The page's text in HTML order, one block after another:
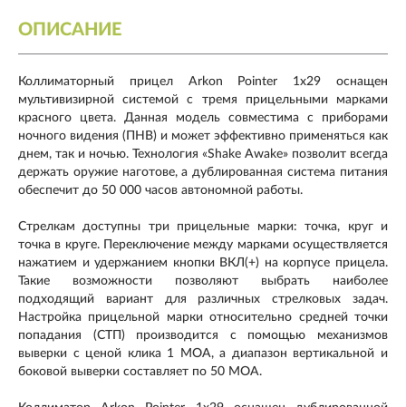
ОПИСАНИЕ
Коллиматорный прицел Arkon Pointer 1x29 оснащен
мультивизирной системой с тремя прицельными марками
красного цвета. Данная модель совместима с приборами
ночного видения (ПНВ) и может эффективно применяться как
днем, так и ночью. Технология «Shake Awake» позволит всегда
держать оружие наготове, а дублированная система питания
обеспечит до 50 000 часов автономной работы.
Стрелкам доступны три прицельные марки: точка, круг и
точка в круге. Переключение между марками осуществляется
нажатием и удержанием кнопки ВКЛ(+) на корпусе прицела.
Такие возможности позволяют выбрать наиболее
подходящий вариант для различных стрелковых задач.
Настройка прицельной марки относительно средней точки
попадания (СТП) производится с помощью механизмов
выверки с ценой клика 1 МОА, а диапазон вертикальной и
боковой выверки составляет по 50 МОА.